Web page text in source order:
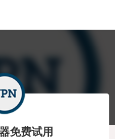
免费试用